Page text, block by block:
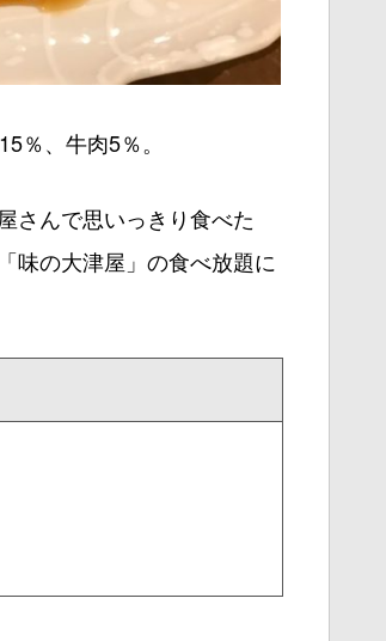
％、牛肉5％。
さんで思いっきり食べた
味の大津屋」の食べ放題に